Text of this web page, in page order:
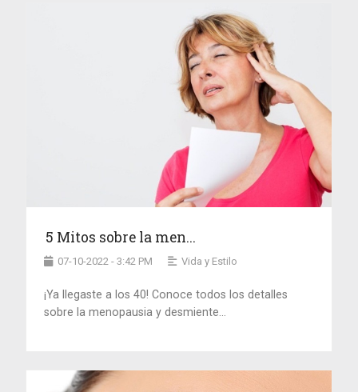
5 Mitos sobre la men...
07-10-2022 - 3:42 PM Vida y Estilo
¡Ya llegaste a los 40! Conoce todos los detalles
sobre la menopausia y desmiente...